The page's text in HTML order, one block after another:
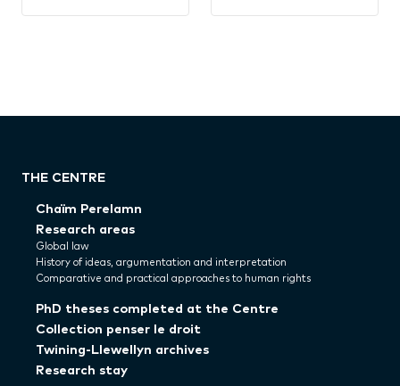
THE CENTRE
Chaïm Perelamn
Research areas
Global law
History of ideas, argumentation and interpretation
Comparative and practical approaches to human rights
PhD theses completed at the Centre
Collection penser le droit
Twining-Llewellyn archives
Research stay